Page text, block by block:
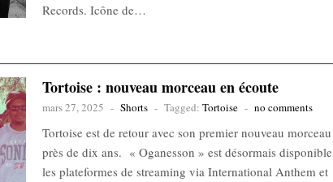
Records. Icône de…
Tortoise : nouveau morceau en écoute
mars 27, 2025 - Shorts - Tagged: Tortoise - no comments
Tortoise est de retour avec son premier nouveau
près de dix ans. « Oganesson » est désormais
les plateformes de streaming via International Anthem et